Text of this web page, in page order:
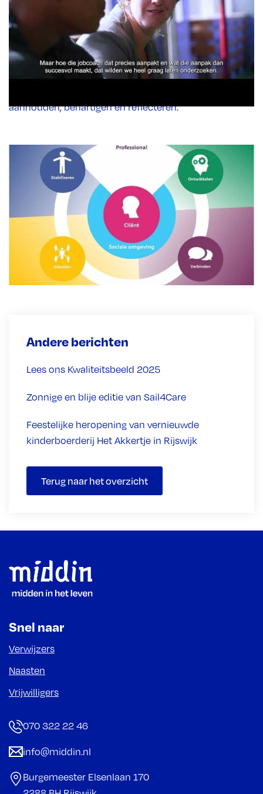
Andere berichten
Lees ons Kwaliteitsbeeld 2025
Zonnige en blije editie van Sail4Care
Feestelijke heropening van vernieuwde
kinderboerderij Het Akkertje in Rijswijk
Terug naar het overzicht
werk/daginvulling. Een jobcoach die begrijpt hoe
iemand met LVB+ denkt en handelt, is een essentiële
schakel tussen de client en een werkgever. Jobcoaches
leggen hiervoor verbindingen. Hoe ze dat doen is door
de onderzoekers beschreven in een aantal
aanhouden, behartigen en reflecteren.
Footer
Snel naar
Verwijzers
Naasten
Vrijwilligers
070 322 22 46
info@middin.nl
Burgemeester Elsenlaan 170